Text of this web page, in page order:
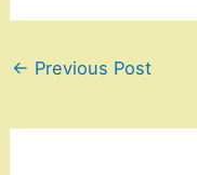
← Previous Post